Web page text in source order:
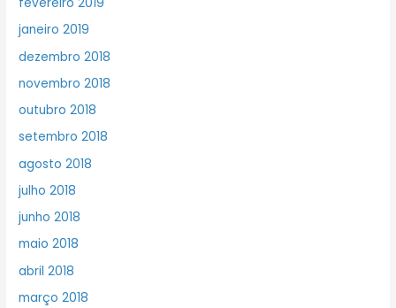
janeiro 2019
dezembro 2018
novembro 2018
outubro 2018
setembro 2018
agosto 2018
julho 2018
junho 2018
maio 2018
abril 2018
março 2018